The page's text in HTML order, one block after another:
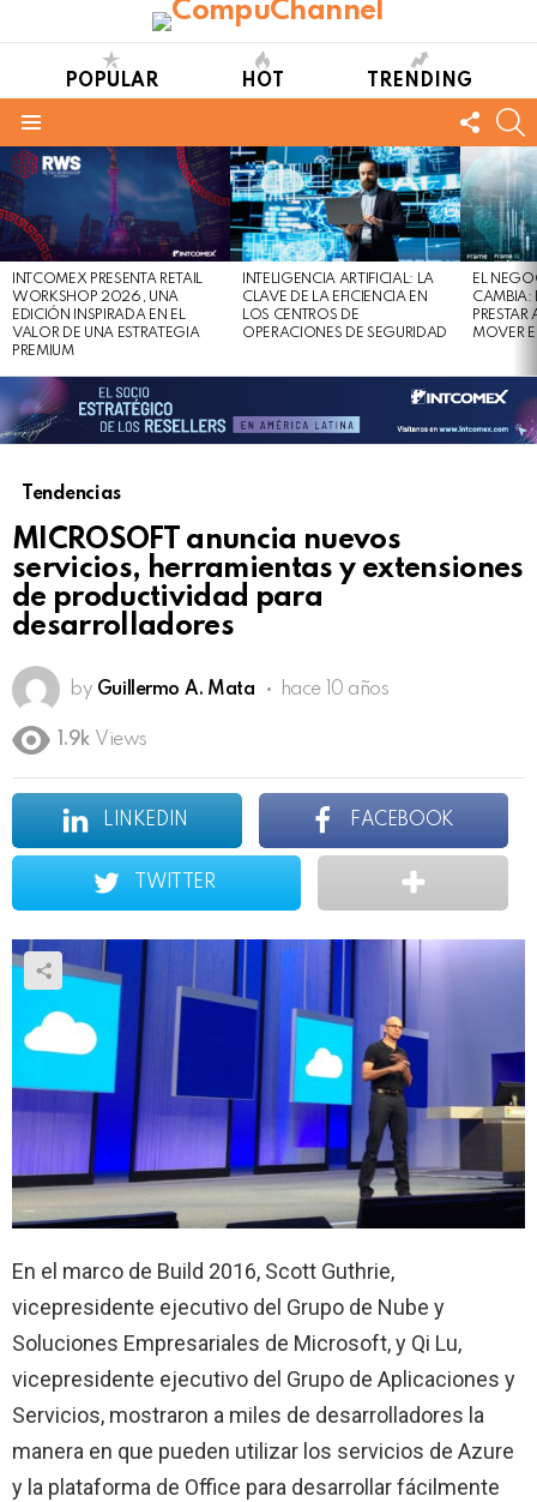
POPULAR HOT TRENDING
US
LATEST
STORIES
INTCOMEX PRESENTA RETAIL
WORKSHOP 2026, UNA
EDICIÓN INSPIRADA EN EL
VALOR DE UNA ESTRATEGIA
PREMIUM
INTELIGENCIA ARTIFICIAL: LA
CLAVE DE LA EFICIENCIA EN
LOS CENTROS DE
OPERACIONES DE SEGURIDAD
EL
CAMBIA:
MOVER
Tendencias
MICROSOFT anuncia nuevos
servicios, herramientas y extensiones
de productividad para
desarrolladores
by Guillermo A. Mata hace 10 años
1.9k Views
LINKEDIN FACEBOOK
TWITTER
En el marco de Build 2016, Scott Guthrie,
vicepresidente ejecutivo del Grupo de Nube y
Soluciones Empresariales de Microsoft, y Qi Lu,
vicepresidente ejecutivo del Grupo de Aplicaciones y
Servicios, mostraron a miles de desarrolladores la
manera en que pueden utilizar los servicios de Azure
y la plataforma de Office para desarrollar fácilmente